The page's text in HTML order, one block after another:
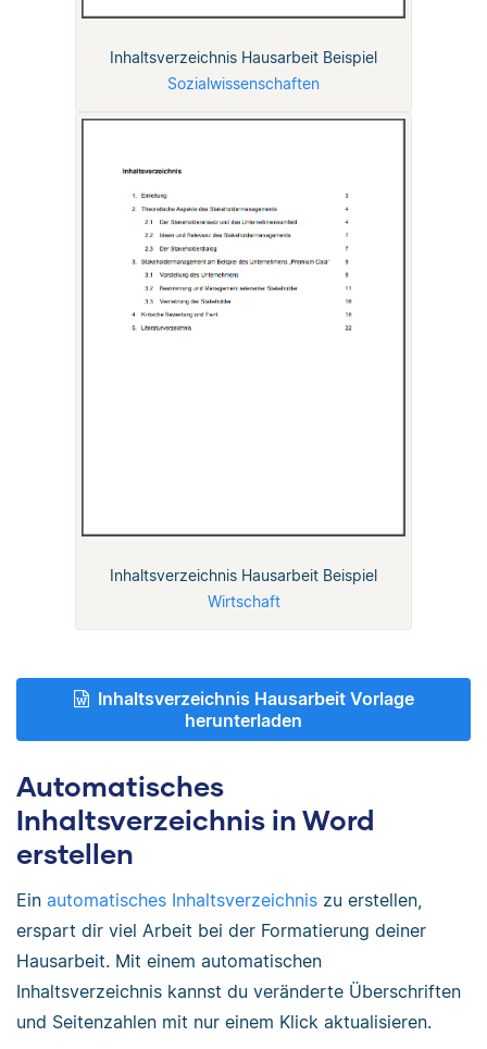
Inhaltsverzeichnis Hausarbeit Beispiel
Sozialwissenschaften
Inhaltsverzeichnis Hausarbeit Beispiel
Wirtschaft
Inhaltsverzeichnis Hausarbeit Vorlage
herunterladen
Automatisches
Inhaltsverzeichnis in Word
erstellen
Ein automatisches Inhaltsverzeichnis zu erstellen,
erspart dir viel Arbeit bei der Formatierung deiner
Hausarbeit. Mit einem automatischen
Inhaltsverzeichnis kannst du veränderte Überschriften
und Seitenzahlen mit nur einem Klick aktualisieren.